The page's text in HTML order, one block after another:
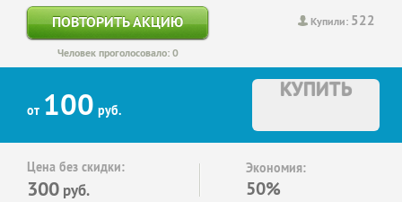
Купили: 522
ПОВТОРИТЬ АКЦИЮ
Человек проголосовало: 0
от 100 руб.
КУПИТЬ
Цена без скидки:
300 руб.
Экономия:
50%